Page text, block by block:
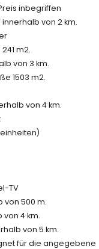
Stadt: Moraira
Ufer oder Küste:
Strand: Cala
Hafen: Puerto de
Park innerhalb von
Flughafen: Alicante
Flughafen:
Unterkunft
ist sehr geeignet für
Dienstleistungen,
Bügelbrett
Handtücher
und 24-Stunden-
inbegriffen
von 2 km.
m2.
von 3 km.
1503 m2.
von 4 km.
TV
von 500 m.
von 4 km.
von 5 km.
für die angegebene